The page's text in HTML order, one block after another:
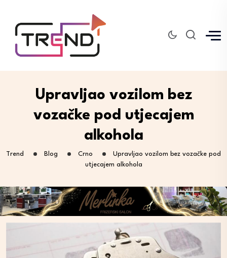
Upravljao vozilom bez
vozačke pod utjecajem
alkohola
Trend Blog Crno
Upravljao vozilom bez vozačke pod
utjecajem alkohola